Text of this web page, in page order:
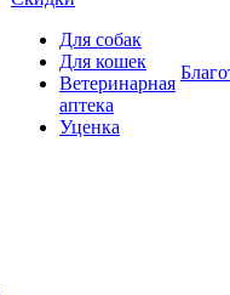
Для собак
Для кошек
Ветеринарная
аптека
Уценка